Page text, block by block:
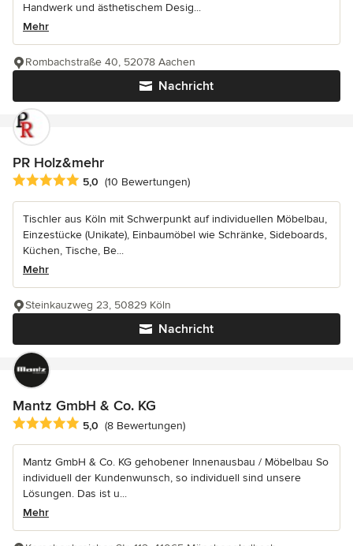
Handwerk und ästhetischem Desig...
Mehr
Nachricht
Rombachstraße 40, 52078 Aachen
PR Holz&mehr
Durchschnittliche Bewertung: 5 von 5 Sternen
5,0 (10 Bewertungen)
Tischler aus Köln mit Schwerpunkt auf individuellen Möbelbau,
Einzestücke (Unikate), Einbaumöbel wie Schränke, Sideboards,
Küchen, Tische, Be...
Mehr
Nachricht
Steinkauzweg 23, 50829 Köln
Mantz GmbH & Co. KG
Durchschnittliche Bewertung: 5 von 5 Sternen
5,0 (8 Bewertungen)
Mantz GmbH & Co. KG gehobener Innenausbau / Möbelbau So
individuell der Kundenwunsch, so individuell sind unsere
Lösungen. Das ist u...
Mehr